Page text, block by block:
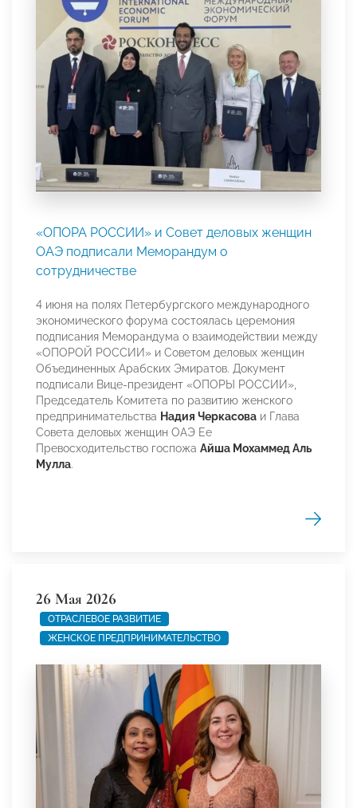
«ОПОРА РОССИИ» и Совет деловых женщин
ОАЭ подписали Меморандум о
сотрудничестве
4 июня на полях Петербургского международного
экономического форума состоялась церемония
подписания Меморандума о взаимодействии между
«ОПОРОЙ РОССИИ» и Советом деловых женщин
Объединенных Арабских Эмиратов. Документ
подписали Вице-президент «ОПОРЫ РОССИИ»,
Председатель Комитета по развитию женского
предпринимательства Надия Черкасова и Глава
Совета деловых женщин ОАЭ Ее
Превосходительство госпожа Айша Мохаммед Аль
Мулла.
26 Мая 2026
ОТРАСЛЕВОЕ РАЗВИТИЕ
ЖЕНСКОЕ ПРЕДПРИНИМАТЕЛЬСТВО